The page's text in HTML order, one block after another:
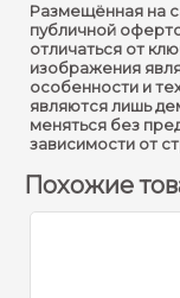
Размещённая на
публичной
отличаться от
изображения
особенности и
являются лишь
меняться без
зависимости от
Похожие